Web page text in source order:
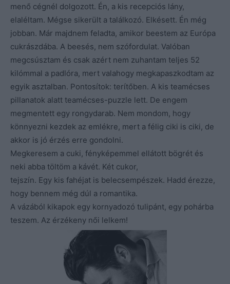
menő cégnél dolgozott. Én, a kis recepciós lány,
elaléltam. Mégse sikerült a találkozó. Elkésett. Én még
jobban. Már majdnem feladta, amikor beestem az Európa
cukrászdába. A beesés, nem szófordulat. Valóban
megcsúsztam és csak azért nem zuhantam teljes 52
kilómmal a padlóra, mert valahogy megkapaszkodtam az
egyik asztalban. Pontosítok: terítőben. A kis teamécses
pillanatok alatt teamécses-puzzle lett. De engem
megmentett egy rongydarab. Nem mondom, hogy
könnyezni kezdek az emlékre, mert a félig ciki is ciki, de
akkor is jó érzés erre gondolni.
Megkeresem a cuki, fényképemmel ellátott bögrét és
neki abba töltöm a kávét. Két cukor,
tejszín. Egy kis fahéjat is belecsempészek. Hadd érezze,
hogy bennem még dúl a romantika.
A vázából kikapok egy kornyadozó tulipánt, egy pohárba
teszem. Az érzékeny női lelkem!